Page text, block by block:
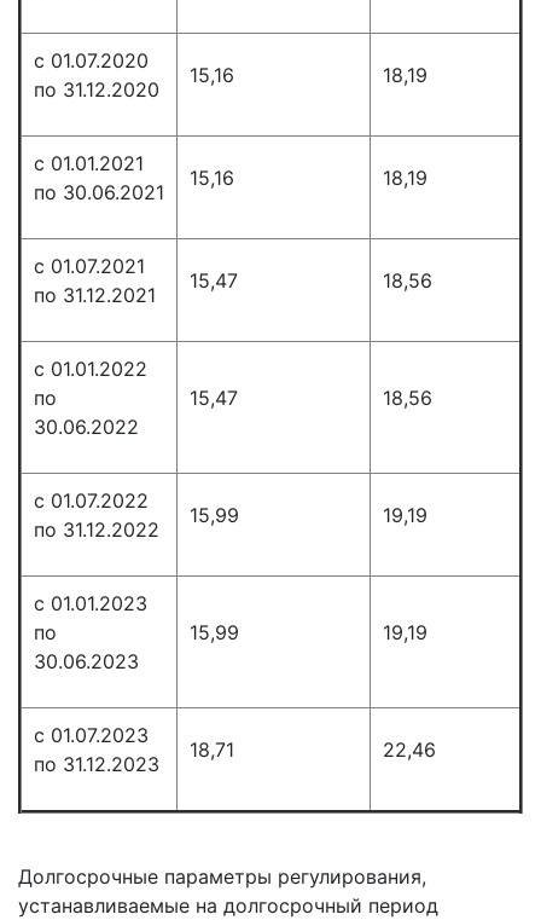
с 01.07.2020
по 31.12.2020
15,16 18,19
с 01.01.2021
по 30.06.2021
15,16 18,19
с 01.07.2021
по 31.12.2021
15,47 18,56
с 01.01.2022
по
30.06.2022
15,47 18,56
с 01.07.2022
по 31.12.2022
15,99 19,19
с 01.01.2023
по
30.06.2023
15,99 19,19
с 01.07.2023
по 31.12.2023
18,71 22,46
Долгосрочные параметры регулирования,
устанавливаемые на долгосрочный период